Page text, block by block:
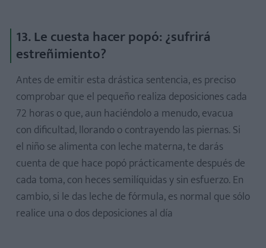
13. Le cuesta hacer popó: ¿sufrirá
estreñimiento?
Antes de emitir esta drástica sentencia, es preciso
comprobar que el pequeño realiza deposiciones cada
72 horas o que, aun haciéndolo a menudo, evacua
con dificultad, llorando o contrayendo las piernas. Si
el niño se alimenta con leche materna, te darás
cuenta de que hace popó prácticamente después de
cada toma, con heces semilíquidas y sin esfuerzo. En
cambio, si le das leche de fórmula, es normal que sólo
realice una o dos deposiciones al día